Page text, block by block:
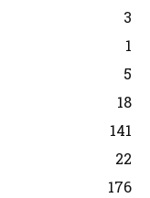
3
1
5
18
141
22
176